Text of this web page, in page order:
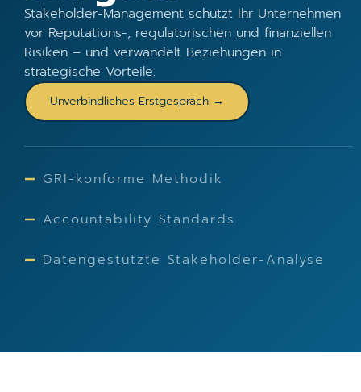
Stakeholder-Management schützt Ihr Unternehmen
vor Reputations-, regulatorischen und finanziellen
Risiken – und verwandelt Beziehungen in
strategische Vorteile.
Unverbindliches Erstgespräch →
GRI-konforme Methodik
Accountability Standards
Datengestützte Stakeholder-Analyse